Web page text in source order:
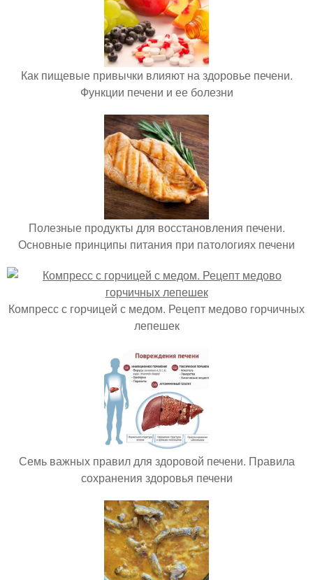
Как пищевые привычки влияют на здоровье печени.
Функции печени и ее болезни
Полезные продукты для восстановления печени.
Основные принципы питания при патологиях печени
Компресс с горчицей с медом. Рецепт медово горчичных
лепешек
Семь важных правил для здоровой печени. Правила
сохранения здоровья печени